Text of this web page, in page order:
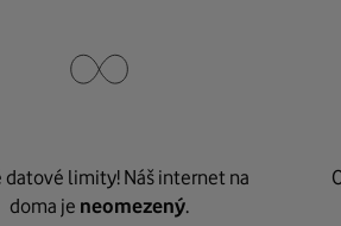
datové limity! Náš internet na
doma je neomezený.